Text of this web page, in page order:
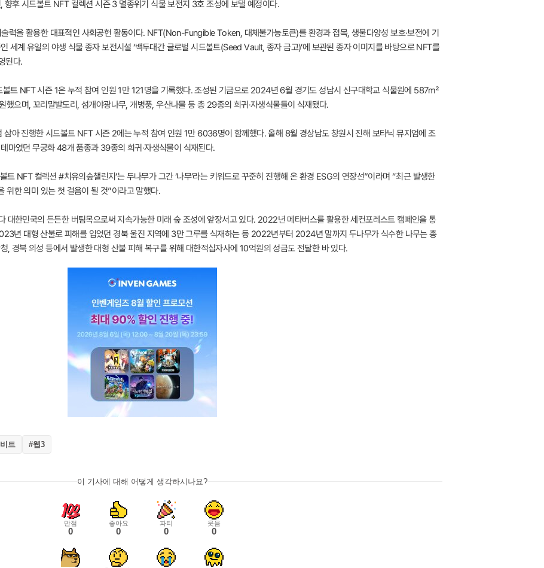
향후 시드볼트 NFT 컬렉션 시즌 3 멸종위기 식물 보전지 3호 조성에 보탤 예정이다.
력을 활용한 대표적인 사회공헌 활동이다. NFT(Non-Fungible Token, 대체불가능토큰)를 환경과 접목, 생물다양성 보호·보전에 기
세계 유일의 야생 식물 종자 보전시설 ‘백두대간 글로벌 시드볼트(Seed Vault, 종자 금고)’에 보관된 종자 이미지를 바탕으로 NFT를
된다.
트 NFT 시즌 1은 누적 참여 인원 1만 121명을 기록했다. 조성된 기금으로 2024년 6월 경기도 성남시 신구대학교 식물원에 587㎡
했으며, 꼬리말발도리, 섬개야광나무, 개병풍, 우산나물 등 총 29종의 희귀·자생식물들이 식재됐다.
아 진행한 시드볼트 NFT 시즌 2에는 누적 참여 인원 1만 6036명이 함께했다. 올해 8월 경상남도 창원시 진해 보타닉 뮤지엄에 조
마였던 무궁화 48개 품종과 39종의 희귀·자생식물이 식재된다.
트 NFT 컬렉션 #치유의숲챌린지’는 두나무가 그간 ‘나무’라는 키워드로 꾸준히 진행해 온 환경 ESG의 연장선”이라며 “최근 발생한
위한 의미 있는 첫 걸음이 될 것”이라고 말했다.
대한민국의 든든한 버팀목으로써 지속가능한 미래 숲 조성에 앞장서고 있다. 2022년 메타버스를 활용한 세컨포레스트 캠페인을 통
년 대형 산불로 피해를 입었던 경북 울진 지역에 3만 그루를 식재하는 등 2022년부터 2024년 말까지 두나무가 식수한 나무는 총
경북 의성 등에서 발생한 대형 산불 피해 복구를 위해 대한적십자사에 10억원의 성금도 전달한 바 있다.
트 #웹3
이 기사에 대해 어떻게 생각하시나요?
만점
0
좋아요
0
파티
0
웃음
0